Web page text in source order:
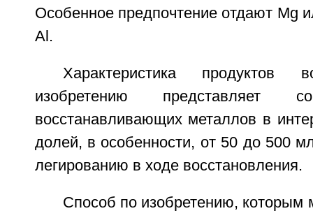
Особенное предпочтение отдают Mg
Al.
Характеристика продуктов
изобретению представляет
восстанавливающих металлов в
долей, в особенности, от 50 до 500
легированию в ходе восстановления.
Способ по изобретению, которым